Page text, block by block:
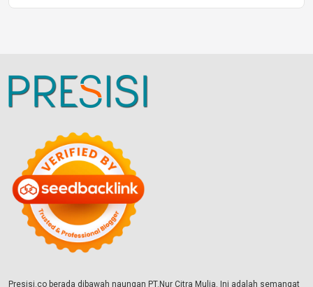
Presisi.co berada dibawah naungan PT.Nur Citra Mulia. Ini adalah semangat